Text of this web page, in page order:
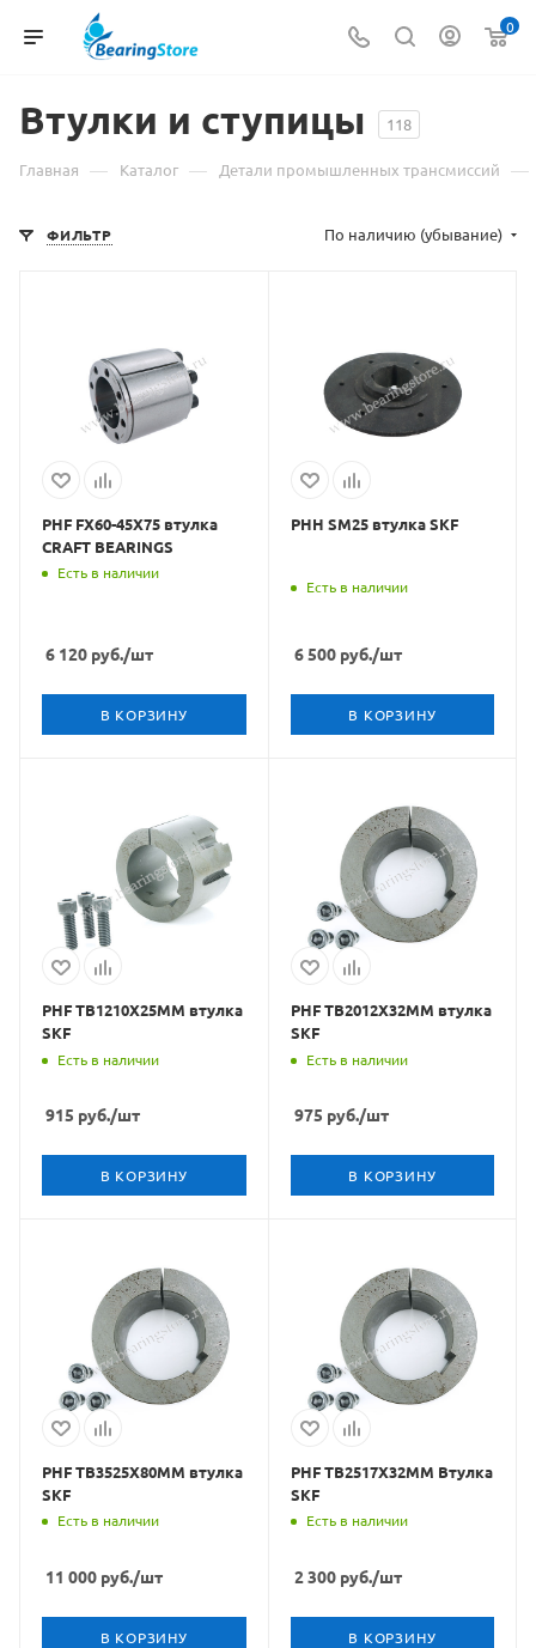
0
Втулки и ступицы 118
Главная — Каталог — Детали промышленных трансмиссий —
ФИЛЬТР По наличию (убывание)
PHF FX60-45X75 втулка
CRAFT BEARINGS
Есть в наличии
6 120 руб./шт
В КОРЗИНУ
PHH SM25 втулка SKF
Есть в наличии
6 500руб./шт
В КОРЗИНУ
PHF TB1210X25MM втулка
SKF
Есть в наличии
915 руб./шт
В КОРЗИНУ
PHF TB2012X32MM втулка
SKF
Есть в наличии
975 руб./шт
В КОРЗИНУ
PHF TB3525X80MM втулка
SKF
Есть в наличии
11 000 руб./шт
В КОРЗИНУ
PHF TB2517X32MM Втулка
SKF
Есть в наличии
2 300руб./шт
В КОРЗИНУ